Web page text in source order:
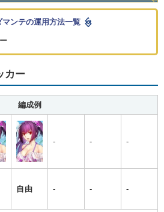
マンテの運用方法一覧
カー
編成例
- - -
自由 - - -